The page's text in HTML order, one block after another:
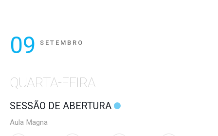
09 SETEMBRO
QUARTA-FEIRA
SESSÃO DE ABERTURA
Aula Magna